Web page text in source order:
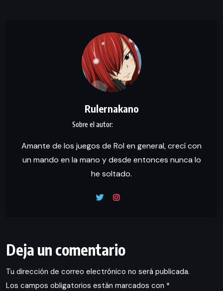
Rulernakano
Amante de los juegos de Rol en general, crecí con
un mando en la mano y desde entonces nunca lo
he soltado.
Deja un comentario
Tu dirección de correo electrónico no será publicada.
Los campos obligatorios están marcados con *